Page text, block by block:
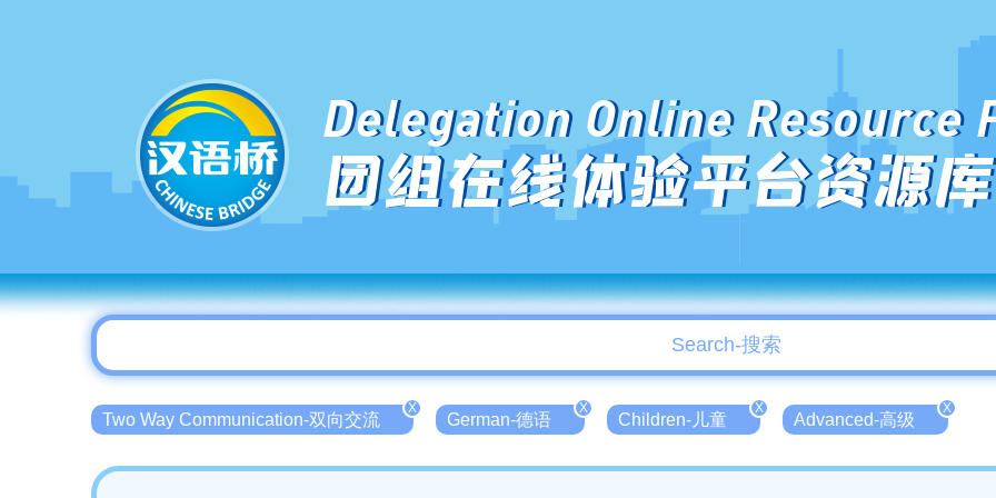
Delegation Online Resource
团组在线体验平台资源库
Two Way Communication-双向交流
X
German-德语
X
Children-儿童
X
Advanced-高级
X